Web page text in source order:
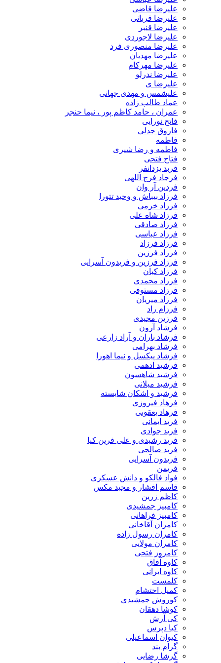
علیرضا قاضی
علیرضا قربانی
علیرضا قنبر
علیرضا لاجوردی
علیرضا منصوری فرد
علیرضا مهدیان
علیرضا مهرکام
علیرضا ندرلو
علیرضا ی
علیشمس و مهدی جهانی
عماد طالب زاده
عمران ، حامد کاظم پور ، نیما حنجر
فاتح نورایی
فاروق جدلی
فاطمه
فاطمه و رضا شیری
فتاح فتحی
فربد یزدانفر
فرجاد فرج اللهی
فردین آر وان
فرزاد بیباش و وحید تتورا
فرزاد خرمی
فرزاد شاه علی
فرزاد صادقی
فرزاد عباسی
فرزاد فرزاد
فرزاد فرزین
فرزاد فرزین و فریدون آسرایی
فرزاد کیان
فرزاد محمدی
فرزاد مستوفی
فرزاد میریان
فرزام راد
فرزین مجیدی
فرشاد آرون
فرشاد باران و آراد زارعی
فرشاد بهرامی
فرشاد پیکسل و نیما اهورا
فرشید ادهمی
فرشید شاهسون
فرشید میلانی
فرشید و اشکان شایسته
فرهاد فیروزی
فرهاد یعقوبی
فرید ایمانی
فرید جوادی
فرید رشیدی و علی فرین کیا
فرید صالحی
فریدون آسرایی
فریمن
فواد فالکو و دانش عسکری
قاسم افشار و مجید مکس
کاظم زرین
کامبیز جمشیدی
کامبیز فراهانی
کامران آقاخانی
کامران رسول زاده
کامران مولایی
کامروز فتحی
کاوه آفاق
کاوه ایرانی
کلمست
کمیل احتشام
کوروش جمشیدی
کوشا دهقان
کی آرش
کیا دپرس
کیوان اسماعیلی
گرام بند
گرشا رضایی